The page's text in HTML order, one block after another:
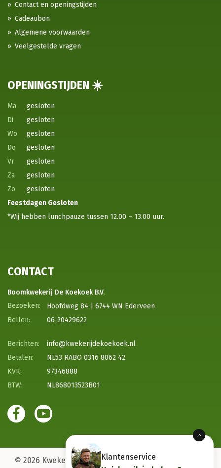
Klantenservice
Contact en openingstijden
Cadeaubon
Algemene voorwaarden
Veelgestelde vragen
OPENINGSTIJDEN ☀️
Ma
gesloten
Di
gesloten
Wo
gesloten
Do
gesloten
Vr
gesloten
Za
gesloten
Zo
gesloten
Feestdagen Gesloten
*Wij hebben lunchpauze tussen 12.00 – 13.00 uur.
CONTACT
Boomkwekerij De Koekoek B.V.
Hoofdweg 84 | 6744 WN Ederveen
06-20429622
info@kwekerijdekoekoek.nl
NL53 RABO 0316 8062 42
97346888
NL868013523B01
© 2026 Kwekerij de koekoek |Sitemap |